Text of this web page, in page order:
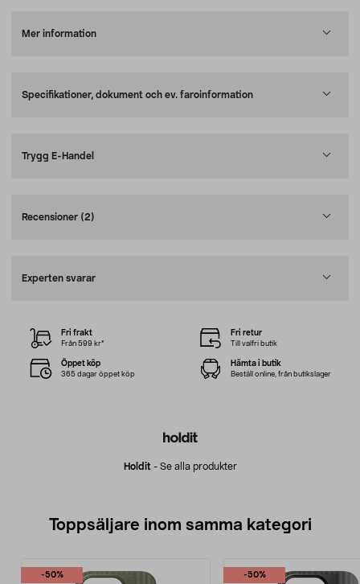
Mer information
Specifikationer, dokument och ev. faroinformation
Trygg E-Handel
Recensioner (2)
Experten svarar
Holdit - Se alla produkter
Fri frakt
Från 599 kr*
Fri retur
Till valfri butik
Öppet köp
365 dagar öppet köp
Hämta i butik
Beställ online, från butikslager
Toppsäljare inom samma kategori
-50% -50%